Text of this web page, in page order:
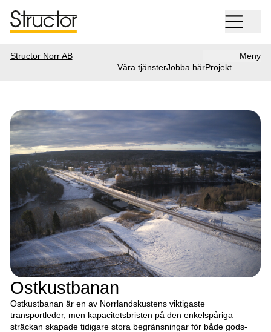
Structor Norr AB
Meny
Våra tjänsterJobba härProjekt
Ostkustbanan
Ostkustbanan är en av Norrlandskustens viktigaste
transportleder, men kapacitetsbristen på den enkelspåriga
sträckan skapade tidigare stora begränsningar för både gods-